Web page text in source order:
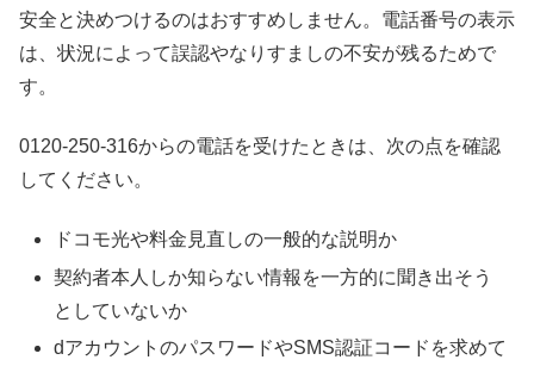
安全と決めつけるのはおすすめしません。電話番号の表示
は、状況によって誤認やなりすましの不安が残るためで
す。
0120-250-316からの電話を受けたときは、次の点を確認
してください。
ドコモ光や料金見直しの一般的な説明か
契約者本人しか知らない情報を一方的に聞き出そう
としていないか
dアカウントのパスワードやSMS認証コードを求めて